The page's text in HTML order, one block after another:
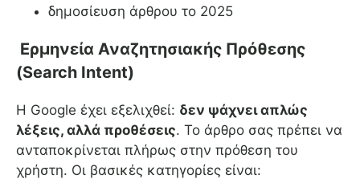
δημοσίευση άρθρου το 2025
Ερμηνεία Αναζητησιακής Πρόθεσης
(Search Intent)
Η Google έχει εξελιχθεί: δεν ψάχνει απλώς
λέξεις, αλλά προθέσεις. Το άρθρο σας πρέπει να
ανταποκρίνεται πλήρως στην πρόθεση του
χρήστη. Οι βασικές κατηγορίες είναι: